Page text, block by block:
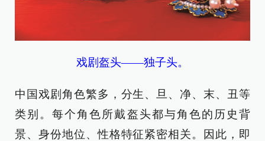
戏剧盔头——独子头。
中国戏剧角色繁多，分生、旦、净、末、丑等
类别。每个角色所戴盔头都与角色的历史背
景、身份地位、性格特征紧密相关。因此，即